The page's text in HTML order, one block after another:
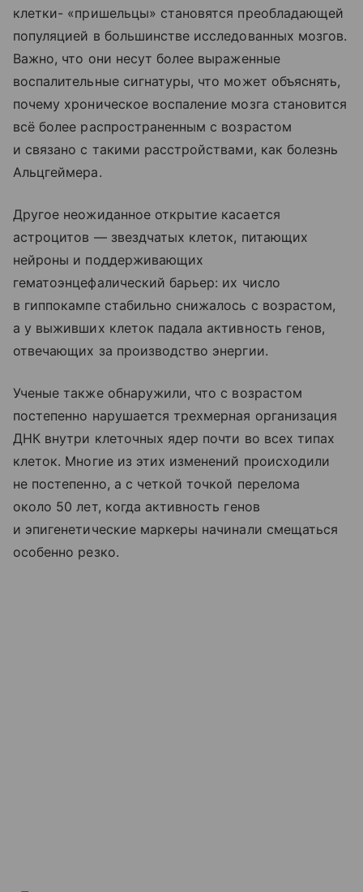
клетки- «пришельцы» становятся преобладающей
популяцией в большинстве исследованных мозгов.
Важно, что они несут более выраженные
воспалительные сигнатуры, что может объяснять,
почему хроническое воспаление мозга становится
всё более распространенным с возрастом
и связано с такими расстройствами, как болезнь
Альцгеймера.
Другое неожиданное открытие касается
астроцитов — звездчатых клеток, питающих
нейроны и поддерживающих
гематоэнцефалический барьер: их число
в гиппокампе стабильно снижалось с возрастом,
а у выживших клеток падала активность генов,
отвечающих за производство энергии.
Ученые также обнаружили, что с возрастом
постепенно нарушается трехмерная организация
ДНК внутри клеточных ядер почти во всех типах
клеток. Многие из этих изменений происходили
не постепенно, а с четкой точкой перелома
около 50 лет, когда активность генов
и эпигенетические маркеры начинали смещаться
особенно резко.